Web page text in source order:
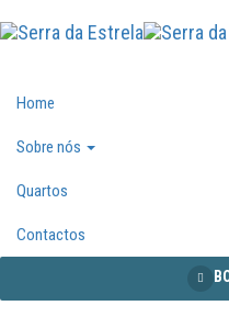
Home
Sobre nós
Quartos
Contactos